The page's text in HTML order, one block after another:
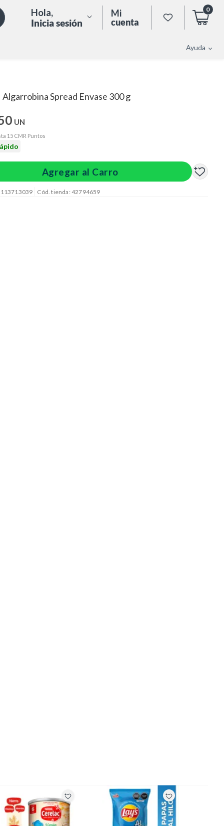
Hola,
Inicia sesión
Mi
cuenta
0
Ayuda
Algarrobina Spread Envase 300 g
UN
15 CMR Puntos
Agregar al Carro
Cód. tienda: 42794659